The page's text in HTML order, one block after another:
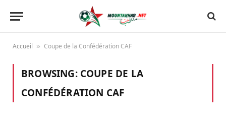
Accueil » Coupe de la Confédération CAF
BROWSING: COUPE DE LA
CONFÉDÉRATION CAF